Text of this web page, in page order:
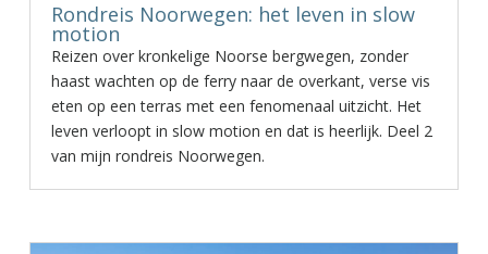
Rondreis Noorwegen: het leven in slow
motion
Reizen over kronkelige Noorse bergwegen, zonder
haast wachten op de ferry naar de overkant, verse vis
eten op een terras met een fenomenaal uitzicht. Het
leven verloopt in slow motion en dat is heerlijk. Deel 2
van mijn rondreis Noorwegen.